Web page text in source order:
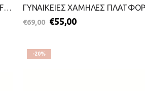
ΓΥΝΑΙΚΕΙΕΣ ΠΛΑΤΦΟΡΜΕΣ-B-SOFT-2299-0286-ΜΑΥΡΟ
€69,00 €55,00
-20%